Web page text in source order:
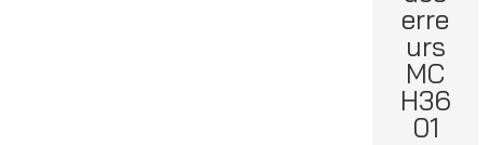
erre
urs
MC
H36
01